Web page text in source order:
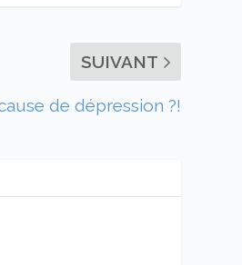
SUIVANT
de dépression ?!